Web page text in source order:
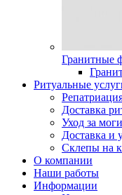
Гранитные
Ритуальные
Доставка
Уход за
Доставка и
Склепы на
О компании
Наши работы
Информации